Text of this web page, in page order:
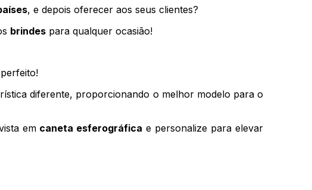
, e depois oferecer aos seus clientes?
brindes para qualquer ocasião!
diferente, proporcionando o melhor modelo para o
em caneta esferográfica e personalize para elevar